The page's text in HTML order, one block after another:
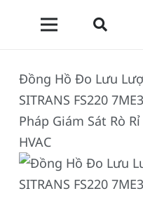
Đồng Hồ Đo Lưu
SITRANS FS220
Pháp Giám Sát Rò
HVAC